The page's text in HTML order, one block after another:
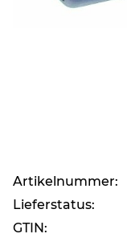
Artikelnummer:
Lieferstatus:
GTIN: